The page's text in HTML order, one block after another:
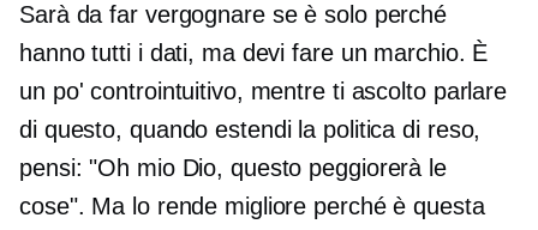
Sarà da far vergognare se è solo perché
hanno tutti i dati, ma devi fare un marchio. È
un po' controintuitivo, mentre ti ascolto parlare
di questo, quando estendi la politica di reso,
pensi: "Oh mio Dio, questo peggiorerà le
cose". Ma lo rende migliore perché è questa